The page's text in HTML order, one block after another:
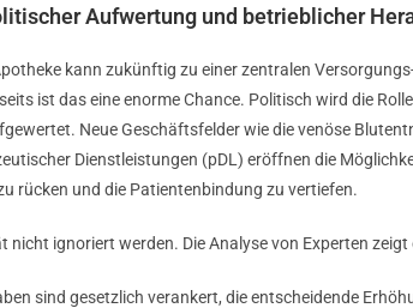
Aufwertung und betrieblicher
kann zukünftig zu einer zentralen
ist das eine enorme Chance. Politisch wird die
Neue Geschäftsfelder wie die venöse
Dienstleistungen (pDL) eröffnen die
rücken und die Patientenbindung zu vertiefen.
ignoriert werden. Die Analyse von Experten zeigt
sind gesetzlich verankert, die entscheidende